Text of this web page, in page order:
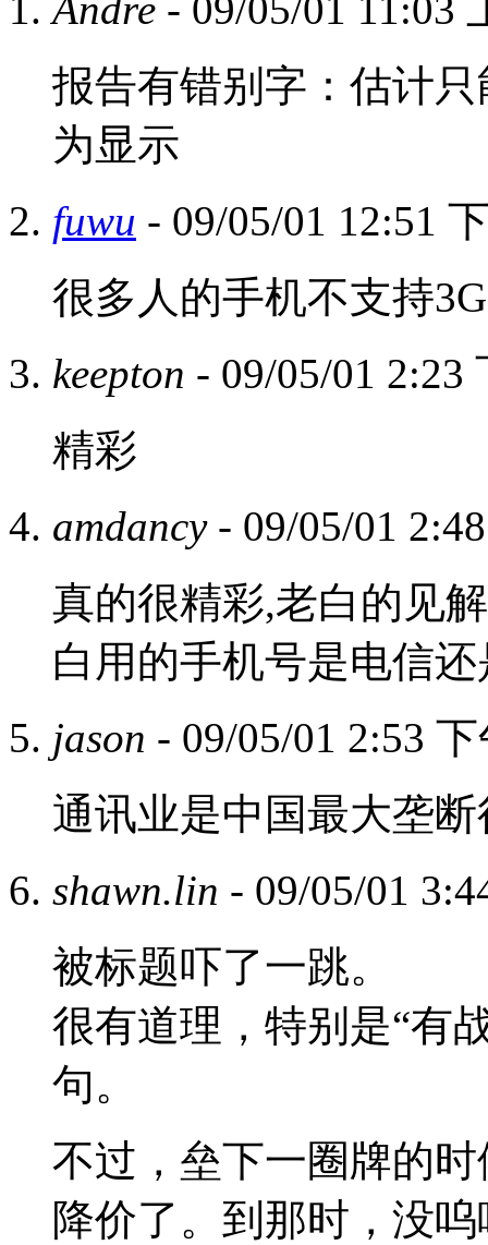
Andre - 09/05/01 11:03
报告有错别字：估计
为显示
fuwu - 09/05/01 12:51
很多人的手机不支持
keepton - 09/05/01 2:23
精彩
amdancy- 09/05/01
真的很精彩,老白的见
白用的手机号是电信还
jason - 09/05/01 2:53
通讯业是中国最大垄
shawn.lin - 09/05/01
被标题吓了一跳。
很有道理，特别是“有
句。
不过，垒下一圈牌的
降价了。到那时，没